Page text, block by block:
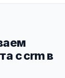
с crm в